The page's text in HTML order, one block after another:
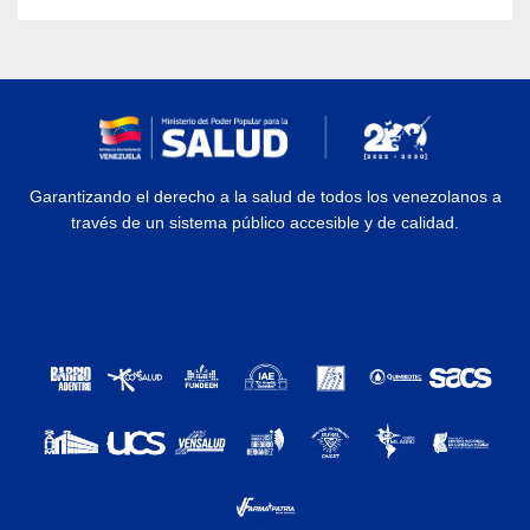
Garantizando el derecho a la salud de todos los venezolanos a
través de un sistema público accesible y de calidad.